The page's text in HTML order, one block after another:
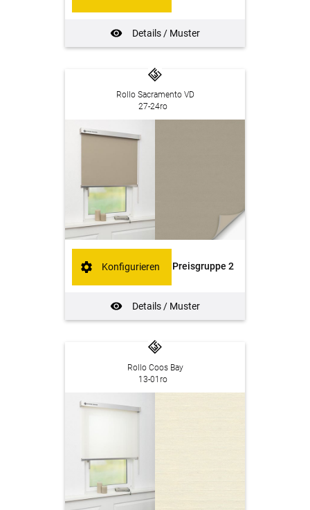
Details / Muster
Rollo Sacramento VD
27-24ro
Preisgruppe 2
Details / Muster
Konfigurieren
Rollo Coos Bay
13-01ro